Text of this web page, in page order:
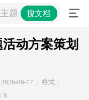
题活动方案策划书
搜文档
动方案策划
2026-06-17
格式：
8